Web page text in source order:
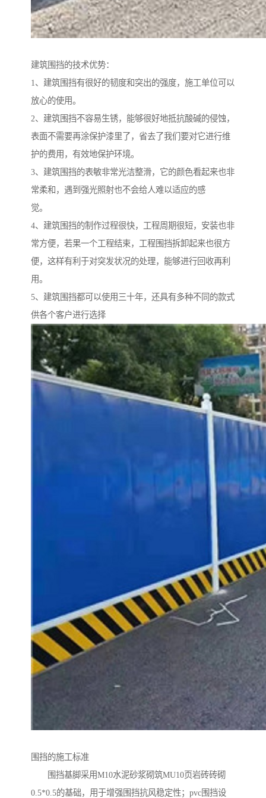
建筑围挡的技术优势：
1、建筑围挡有很好的韧度和突出的强度，施工单位可以
放心的使用。
2、建筑围挡不容易生锈，能够很好地抵抗酸碱的侵蚀，
表面不需要再涂保护漆里了，省去了我们要对它进行维
护的费用，有效地保护环境。
3、建筑围挡的表敏非常光洁整滑，它的颜色看起来也非
常柔和，遇到强光照射也不会给人难以适应的感
觉。
4、建筑围挡的制作过程很快，工程周期很短，安装也非
常方便，若果一个工程结束，工程围挡拆卸起来也很方
便，这样有利于对突发状况的处理，能够进行回收再利
用。
5、建筑围挡都可以使用三十年，还具有多种不同的款式
供各个客户进行选择
围挡的施工标准
围挡基脚采用M10水泥砂浆砌筑MU10页岩砖砖砌
0.5*0.5的基础，用于增强围挡抗风稳定性；pvc围挡设